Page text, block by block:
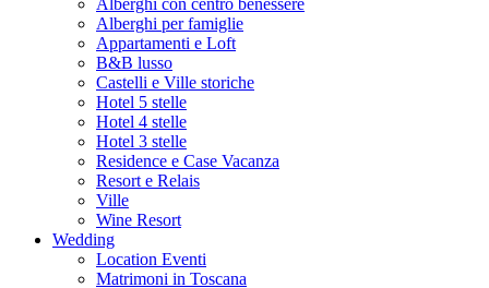
Alberghi con centro benessere
Alberghi per famiglie
Appartamenti e Loft
B&B lusso
Castelli e Ville storiche
Hotel 5 stelle
Hotel 4 stelle
Hotel 3 stelle
Residence e Case Vacanza
Resort e Relais
Ville
Wine Resort
Wedding
Location Eventi
Matrimoni in Toscana